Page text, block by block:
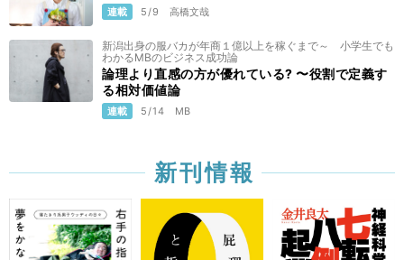
連載 5/9 高橋文哉
新潟出身の服バカが年商１億以上を稼ぐまで～ 小学生でも
わかるMBのビジネス成功論
論理より直感の方が優れている? 〜役割で定義す
る相対価値論
連載 5/14 MB
新刊情報